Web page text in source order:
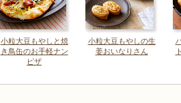
小粒大豆もやしと焼
き鳥缶のお手軽ナン
ピザ
小粒大豆もやしの生
姜おいなりさん